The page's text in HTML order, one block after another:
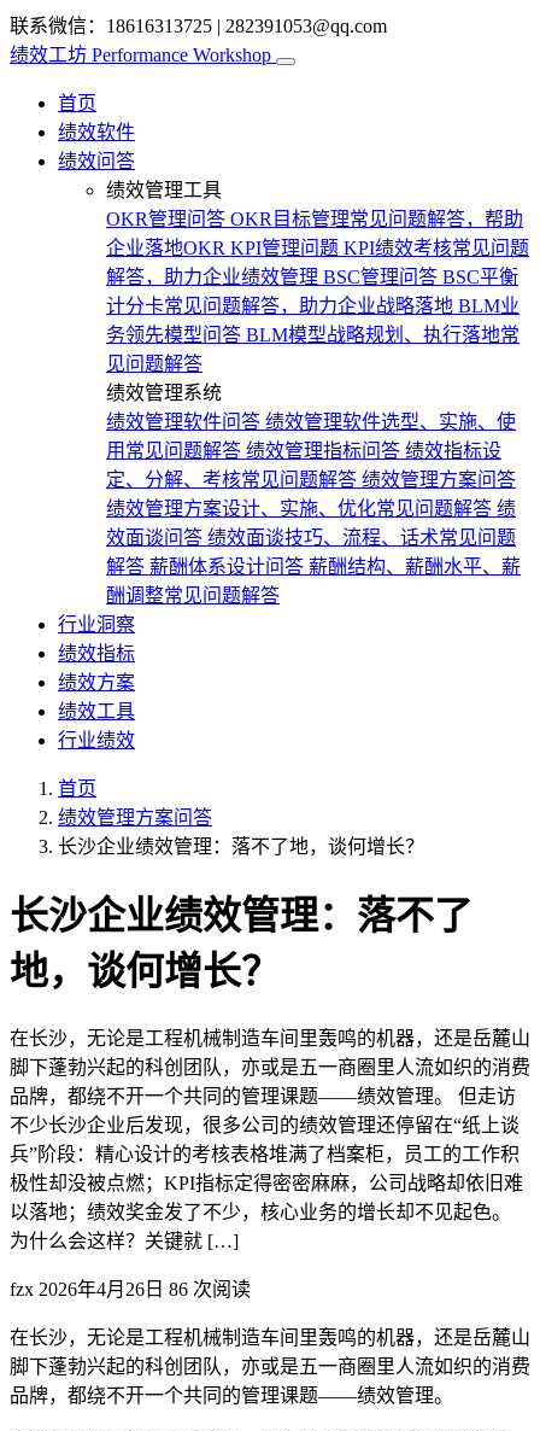
联系微信：18616313725 | 282391053@qq.com
绩效工坊 Performance Workshop
首页
绩效软件
绩效问答
绩效管理工具
OKR管理问答 OKR目标管理常见问题解答，帮助
企业落地OKR KPI管理问题 KPI绩效考核常见问题
解答，助力企业绩效管理 BSC管理问答 BSC平衡
计分卡常见问题解答，助力企业战略落地 BLM业
务领先模型问答 BLM模型战略规划、执行落地常
见问题解答
绩效管理系统
绩效管理软件问答 绩效管理软件选型、实施、使
用常见问题解答 绩效管理指标问答 绩效指标设
定、分解、考核常见问题解答 绩效管理方案问答
绩效管理方案设计、实施、优化常见问题解答 绩
效面谈问答 绩效面谈技巧、流程、话术常见问题
解答 薪酬体系设计问答 薪酬结构、薪酬水平、薪
酬调整常见问题解答
行业洞察
绩效指标
绩效方案
绩效工具
行业绩效
首页
绩效管理方案问答
长沙企业绩效管理：落不了地，谈何增长？
长沙企业绩效管理：落不了
地，谈何增长？
在长沙，无论是工程机械制造车间里轰鸣的机器，还是岳麓山
脚下蓬勃兴起的科创团队，亦或是五一商圈里人流如织的消费
品牌，都绕不开一个共同的管理课题——绩效管理。 但走访
不少长沙企业后发现，很多公司的绩效管理还停留在“纸上谈
兵”阶段：精心设计的考核表格堆满了档案柜，员工的工作积
极性却没被点燃；KPI指标定得密密麻麻，公司战略却依旧难
以落地；绩效奖金发了不少，核心业务的增长却不见起色。
为什么会这样？关键就 […]
fzx 2026年4月26日 86 次阅读
在长沙，无论是工程机械制造车间里轰鸣的机器，还是岳麓山
脚下蓬勃兴起的科创团队，亦或是五一商圈里人流如织的消费
品牌，都绕不开一个共同的管理课题——绩效管理。